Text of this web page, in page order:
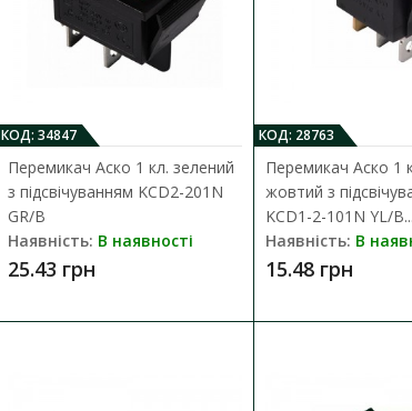
25.43 грн
Перемикач Аско
2-101N YL/B
Наявність:
КОД: 34847
Перемикач Аско 1 кл. зелений
з підсвічуванням KCD2-201N
GR/B
Наявність: В наявності
25.43 грн
КОД: 28763
Перемикач Аско 1
жовтий з
KCD1-2-101N YL/B...
Наявність: В
15.48 грн